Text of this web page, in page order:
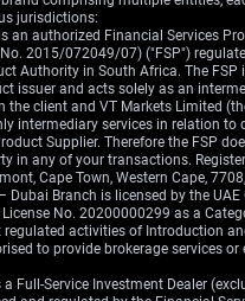
jurisdictions:
an authorized Financial Services
2015/072049/07) ("FSP")
Authority in South Africa. The FSP
issuer and acts solely as an
the client and VT Markets Limited
intermediary services in relation to
Supplier. Therefore the FSP
in any of your transactions.
Cape Town, Western Cape,
Dubai Branch is licensed by the
No. 20200000299 as a
activities of Introduction
to provide brokerage services or
Full-Service Investment Dealer